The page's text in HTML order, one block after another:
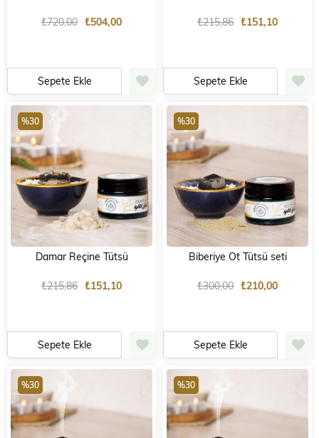
₺504,00
₺720,00
Sepete Ekle
₺151,10
₺215,86
Sepete Ekle
Damar Reçine Tütsü
₺151,10
₺215,86
Sepete Ekle
%30
Biberiye Ot Tütsü seti
₺210,00
₺300,00
Sepete Ekle
%30
%30 %30